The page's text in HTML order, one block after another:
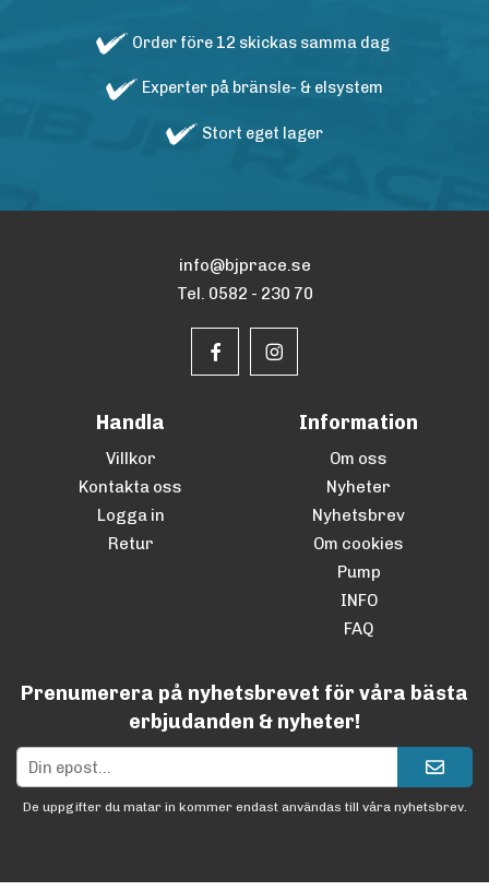
Order före 12 skickas samma dag
Experter på bränsle- & elsystem
Stort eget lager
info@bjprace.se
Tel. 0582 - 230 70
Handla
Villkor
Kontakta oss
Logga in
Retur
Information
Om oss
Nyheter
Nyhetsbrev
Om cookies
Pump
INFO
FAQ
Prenumerera på nyhetsbrevet för våra bästa
erbjudanden & nyheter!
De uppgifter du matar in kommer endast användas till våra nyhetsbrev.